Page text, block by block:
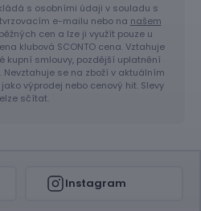
s osobními údaji v souladu s
e-mailu nebo na našem
cen a lze ji využít pouze u
klubová SCONTO cena. Vztahuje
kupní smlouvy, pozdější uplatnění
se na zboží v aktuálním
výprodej nebo cenový hit. Slevy
sčítat.
Instagram